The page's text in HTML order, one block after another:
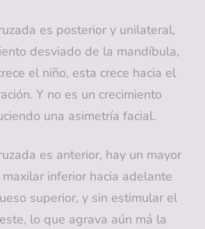
es posterior y unilateral,
desviado de la mandíbula,
el niño, esta crece hacia el
Y no es un crecimiento
una asimetría facial.
es anterior, hay un mayor
inferior hacia adelante
superior, y sin estimular el
lo que agrava aún má la